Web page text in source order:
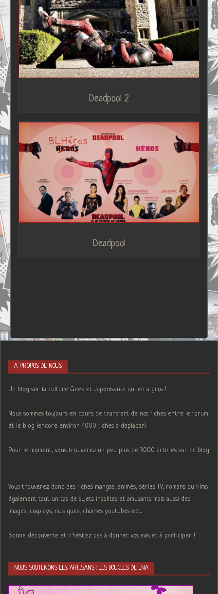
Deadpool 2
Deadpool
A PROPOS DE NOUS
Un blog sur la culture Geek et Japonisante qui en a gros !
Nous sommes toujours en cours de transfert de nos fiches entre le forum
et le blog (encore environ 4000 fiches à deplacer).
Pour le moment, vous trouverez un peu plus de 3000 articles sur ce blog
!
Vous trouverez donc des fiches mangas, animés, séries TV, romans ou films
également tout un tas de sujets insolites et amusants mais aussi des
images, cosplays, musiques, chaines youtubes ect...
Bonne découverte et n'hésitez pas à donner vos avis et à participer !
NOUS SOUTENONS LES ARTISANS : LES BOUCLES DE LNA